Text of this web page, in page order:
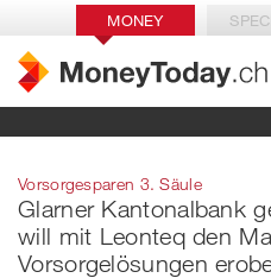
MONEY
Vorsorgesparen 3. Säule
Glarner Kantonalbank
will mit Leonteq den
Vorsorgelösungen